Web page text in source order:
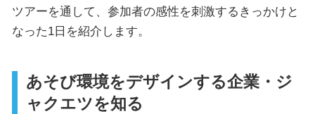
ツアーを通して、参加者の感性を刺激するきっかけと
なった1日を紹介します。
あそび環境をデザインする企業・ジ
ャクエツを知る